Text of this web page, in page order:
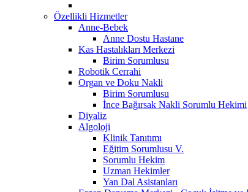
Özellikli Hizmetler
Anne-Bebek
Anne Dostu Hastane
Kas Hastalıkları Merkezi
Birim Sorumlusu
Robotik Cerrahi
Organ ve Doku Nakli
Birim Sorumlusu
İnce Bağırsak Nakli Sorumlu Hekimi
Diyaliz
Algoloji
Klinik Tanıtımı
Eğitim Sorumlusu V.
Sorumlu Hekim
Uzman Hekimler
Yan Dal Asistanları